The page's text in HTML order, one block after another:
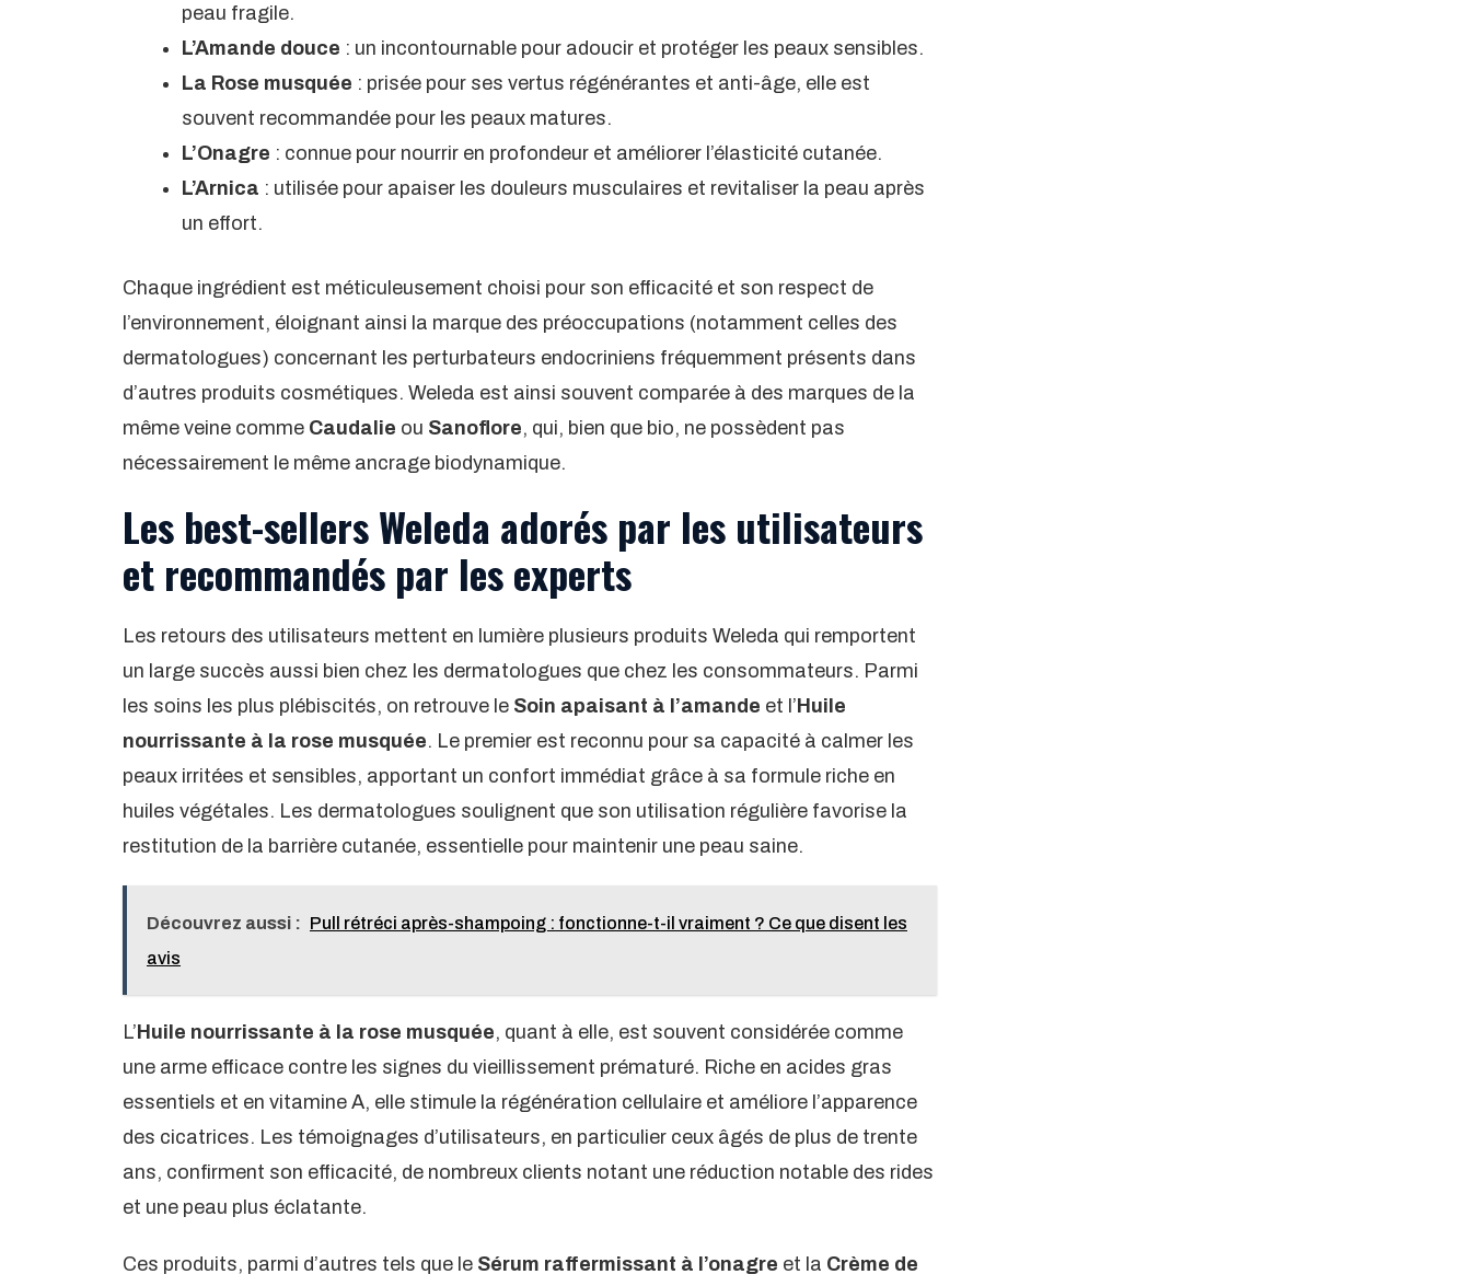
peau fragile.
L’Amande douce : un incontournable pour adoucir et protéger les peaux sensibles.
La Rose musquée : prisée pour ses vertus régénérantes et anti-âge, elle est
souvent recommandée pour les peaux matures.
L’Onagre : connue pour nourrir en profondeur et améliorer l’élasticité cutanée.
L’Arnica : utilisée pour apaiser les douleurs musculaires et revitaliser la peau après
un effort.
Chaque ingrédient est méticuleusement choisi pour son efficacité et son respect de
l’environnement, éloignant ainsi la marque des préoccupations (notamment celles des
dermatologues) concernant les perturbateurs endocriniens fréquemment présents dans
d’autres produits cosmétiques. Weleda est ainsi souvent comparée à des marques de la
même veine comme Caudalie ou Sanoflore, qui, bien que bio, ne possèdent pas
nécessairement le même ancrage biodynamique.
Les best-sellers Weleda adorés par les utilisateurs
et recommandés par les experts
Les retours des utilisateurs mettent en lumière plusieurs produits Weleda qui remportent
un large succès aussi bien chez les dermatologues que chez les consommateurs. Parmi
les soins les plus plébiscités, on retrouve le Soin apaisant à l’amande et l’Huile
nourrissante à la rose musquée. Le premier est reconnu pour sa capacité à calmer les
peaux irritées et sensibles, apportant un confort immédiat grâce à sa formule riche en
huiles végétales. Les dermatologues soulignent que son utilisation régulière favorise la
restitution de la barrière cutanée, essentielle pour maintenir une peau saine.
Découvrez aussi : Pull rétréci après-shampoing : fonctionne-t-il vraiment ? Ce que disent les
avis
L’Huile nourrissante à la rose musquée, quant à elle, est souvent considérée comme
une arme efficace contre les signes du vieillissement prématuré. Riche en acides gras
essentiels et en vitamine A, elle stimule la régénération cellulaire et améliore l’apparence
des cicatrices. Les témoignages d’utilisateurs, en particulier ceux âgés de plus de trente
ans, confirment son efficacité, de nombreux clients notant une réduction notable des rides
et une peau plus éclatante.
Ces produits, parmi d’autres tels que le Sérum raffermissant à l’onagre et la Crème de